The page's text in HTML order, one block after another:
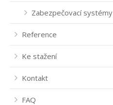
Zabezpečovací systémy
Reference
Ke stažení
Kontakt
FAQ